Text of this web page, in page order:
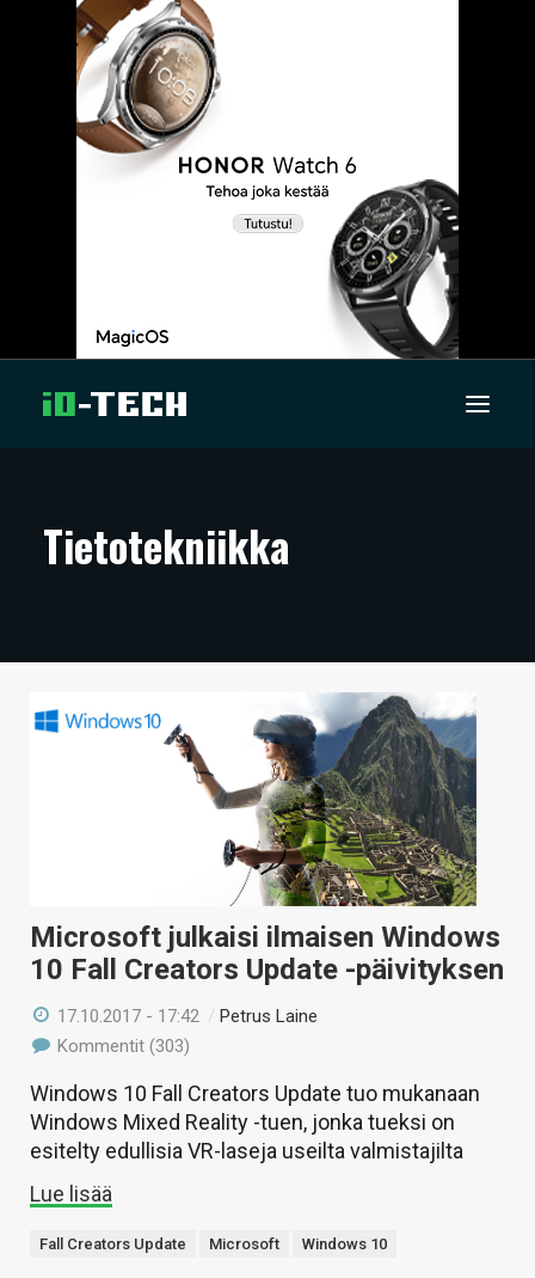
ARTIKKELIT
TECHBBS
TIETOA
HAKU
Tietotekniikka
Microsoft julkaisi ilmaisen Windows
10 Fall Creators Update -päivityksen
17.10.2017 - 17:42 /Petrus Laine
Kommentit (303)
Windows 10 Fall Creators Update tuo mukanaan
Windows Mixed Reality -tuen, jonka tueksi on
esitelty edullisia VR-laseja useilta valmistajilta
Lue lisää
Fall Creators Update Microsoft Windows 10